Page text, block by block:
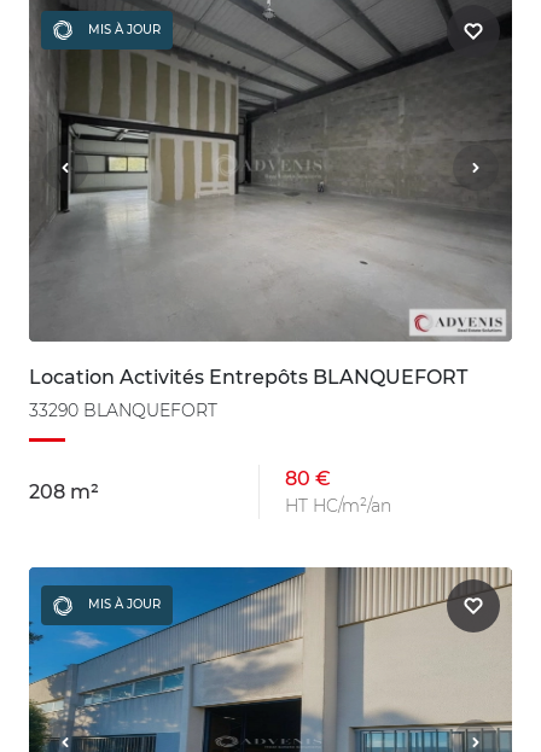
MIS À JOUR
Location Activités Entrepôts BLANQUEFORT
33290 BLANQUEFORT
208 m²
80 €
HT HC/m²/an
MIS À JOUR